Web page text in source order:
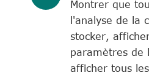
Montrer que
l'analyse de la
stocker,
paramètres de
afficher tous